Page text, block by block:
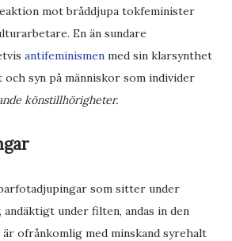
mot bråddjupa tokfeminister
En än sundare
antifeminismen med sin klarsynthet
syn på människor som individer
könstillhörigheter.
som sitter under
, andäktigt under filten, andas in den
ofrånkomlig med minskand syrehalt